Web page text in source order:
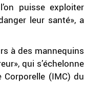
puisse exploiter
leur santé», a
à des mannequins
qui s’échelonne
Corporelle (IMC) du